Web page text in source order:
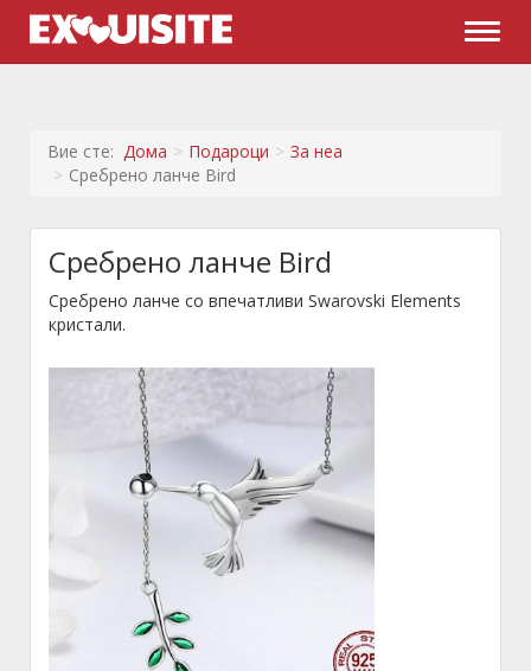
Вие сте: Дома Подароци
За неа
Сребрено ланче Bird
Сребрено ланче Bird
Сребрено ланче со впечатливи Swarovski Elements
кристали.